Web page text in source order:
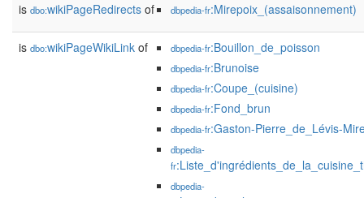
is dbo:wikiPageRedirects of dbpedia-fr:Mirepoix_(assaisonnement)
is dbo:wikiPageWikiLink of dbpedia-fr:Bouillon_de_poisson
dbpedia-fr:Brunoise
dbpedia-fr:Coupe_(cuisine)
dbpedia-fr:Fond_brun
dbpedia-fr:Gaston-Pierre_de_Lévis-
dbpedia-
fr
dbpedia-